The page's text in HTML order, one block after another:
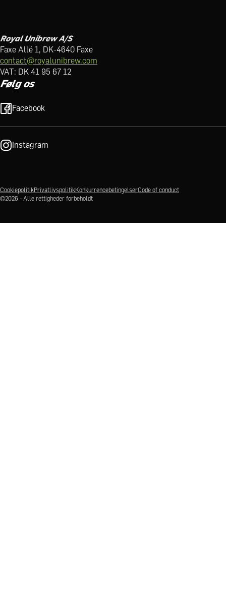
Royal Unibrew A/S
Faxe Allé 1, DK-4640 Faxe
contact@royalunibrew.com
VAT: DK 41 95 67 12
Følg os
Facebook
Instagram
CookiepolitikPrivatlivspolitikKonkurrencebetingelserCode of conduct
©2026 - Alle rettigheder forbeholdt